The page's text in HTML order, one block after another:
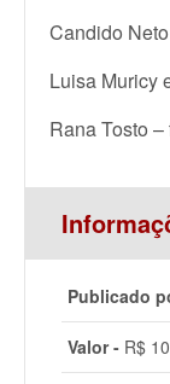
Candido
Luisa Muricy
Rana Tosto
Publicado
Valor - R$